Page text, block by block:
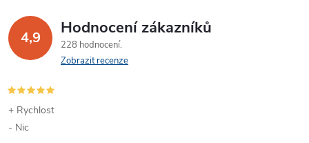
4,9 Hodnocení zákazníků
228 hodnocení
Zobrazit recenze
+ Rychlost
- Nic